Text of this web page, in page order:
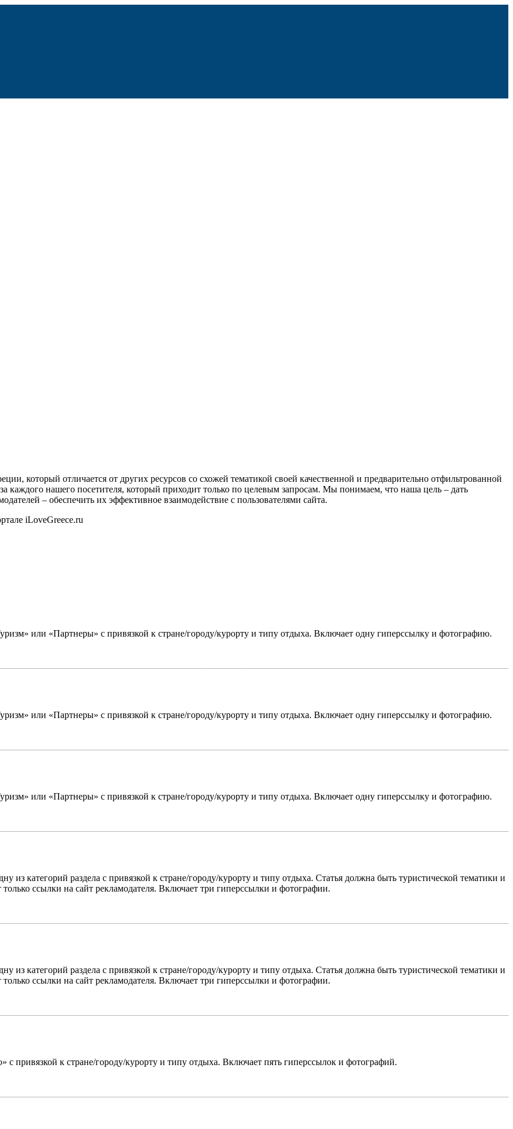
который отличается от других ресурсов со схожей тематикой своей качественной и предварительно отфильтрованной
каждого нашего посетителя, который приходит только по целевым запросам. Мы понимаем, что наша цель – дать
– обеспечить их эффективное взаимодействие с пользователями сайта.
iLoveGreece.ru
или «Партнеры» с привязкой к стране/городу/курорту и типу отдыха. Включает одну гиперссылку и фотографию.
или «Партнеры» с привязкой к стране/городу/курорту и типу отдыха. Включает одну гиперссылку и фотографию.
или «Партнеры» с привязкой к стране/городу/курорту и типу отдыха. Включает одну гиперссылку и фотографию.
из категорий раздела с привязкой к стране/городу/курорту и типу отдыха. Статья должна быть туристической тематики и
ссылки на сайт рекламодателя. Включает три гиперссылки и фотографии.
из категорий раздела с привязкой к стране/городу/курорту и типу отдыха. Статья должна быть туристической тематики и
ссылки на сайт рекламодателя. Включает три гиперссылки и фотографии.
с привязкой к стране/городу/курорту и типу отдыха. Включает пять гиперссылок и фотографий.